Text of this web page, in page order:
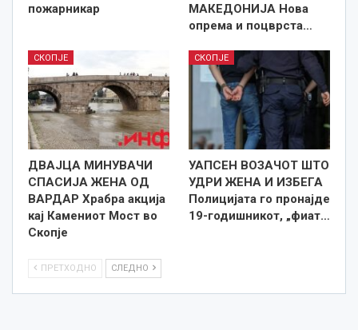
пожарникар
МАКЕДОНИЈА Нова
опрема и поцврста…
СКОПЈЕ
ДВАЈЦА МИНУВАЧИ
СПАСИЈА ЖЕНА ОД
ВАРДАР Храбра акција
кај Камениот Мост во
Скопје
СКОПЈЕ
УАПСЕН ВОЗАЧОТ ШТО
УДРИ ЖЕНА И ИЗБЕГА
Полицијата го пронајде
19-годишникот, „фиат…
ПРЕТХОДНО СЛЕДНО